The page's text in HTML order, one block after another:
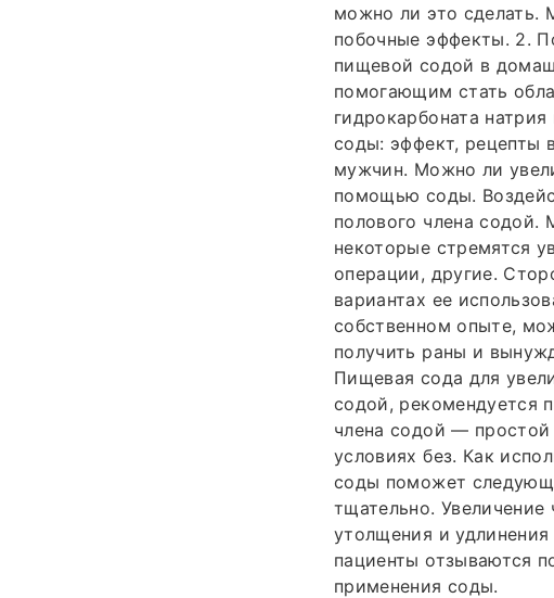
можно ли это сделать.
побочные эффекты. 2.
пищевой содой в
помогающим стать
гидрокарбоната
соды: эффект, рецепты
мужчин. Можно ли
помощью соды.
полового члена содой.
некоторые стремятся
операции, другие.
вариантах ее
собственном опыте,
получить раны и
Пищевая сода для
содой, рекомендуется
члена содой —
условиях без. Как
соды поможет
тщательно.
утолщения и
пациенты отзываются
применения соды.